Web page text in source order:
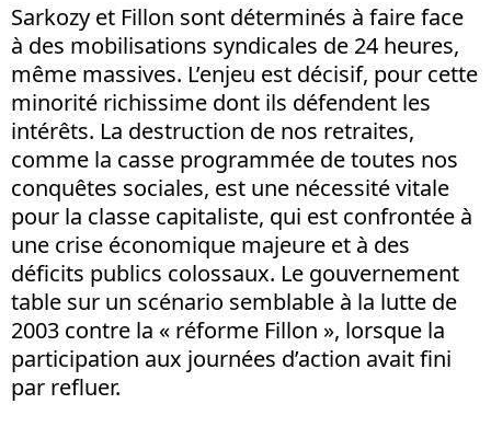
Sarkozy et Fillon sont déterminés à faire face
à des mobilisations syndicales de 24 heures,
même massives. L’enjeu est décisif, pour cette
minorité richissime dont ils défendent les
intérêts. La destruction de nos retraites,
comme la casse programmée de toutes nos
conquêtes sociales, est une nécessité vitale
pour la classe capitaliste, qui est confrontée à
une crise économique majeure et à des
déficits publics colossaux. Le gouvernement
table sur un scénario semblable à la lutte de
2003 contre la « réforme Fillon », lorsque la
participation aux journées d’action avait fini
par refluer.